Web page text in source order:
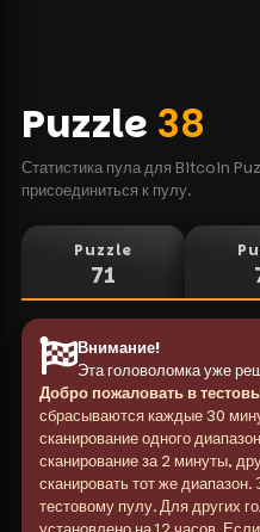
Puzzle 38
Статистика пула для Bitcoin
присоединиться к пулу.
Puzzle
71
Внимание!
Эта головоломка уже
Добро пожаловать в
сбрасываются каждые 30
сканирование одного
сканирование за 2 минуты,
сканировать тот же
тестовому пулу. Для других